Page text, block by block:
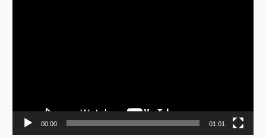
00:00 01:01